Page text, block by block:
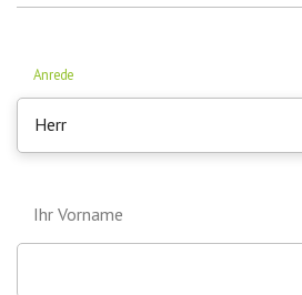
Anrede
Herr
Ihr Vorname